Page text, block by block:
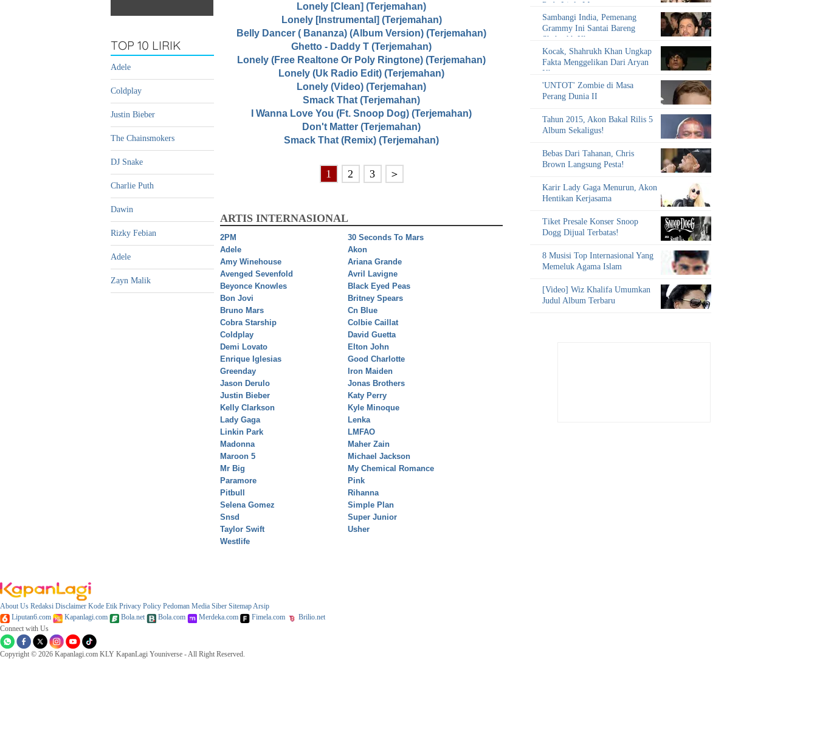
TOP 10 LIRIK
Adele
Coldplay
Justin Bieber
The Chainsmokers
DJ Snake
Charlie Puth
Dawin
Rizky Febian
Adele
Zayn Malik
Lonely [Clean] (Terjemahan)
Lonely [Instrumental] (Terjemahan)
Belly Dancer ( Bananza) (Album Version) (Terjemahan)
Ghetto - Daddy T (Terjemahan)
Lonely (Free Realtone Or Poly Ringtone) (Terjemahan)
Lonely (Uk Radio Edit) (Terjemahan)
Lonely (Video) (Terjemahan)
Smack That (Terjemahan)
I Wanna Love You (Ft. Snoop Dog) (Terjemahan)
Don't Matter (Terjemahan)
Smack That (Remix) (Terjemahan)
1 2 3 ＞
ARTIS INTERNASIONAL
2PM
30 Seconds To Mars
Adele
Akon
Amy Winehouse
Ariana Grande
Avenged Sevenfold
Avril Lavigne
Beyonce Knowles
Black Eyed Peas
Bon Jovi
Britney Spears
Bruno Mars
Cn Blue
Cobra Starship
Colbie Caillat
Coldplay
David Guetta
Demi Lovato
Elton John
Enrique Iglesias
Good Charlotte
Greenday
Iron Maiden
Jason Derulo
Jonas Brothers
Justin Bieber
Katy Perry
Kelly Clarkson
Kyle Minoque
Lady Gaga
Lenka
Linkin Park
LMFAO
Madonna
Maher Zain
Maroon 5
Michael Jackson
Mr Big
My Chemical Romance
Paramore
Pink
Pitbull
Rihanna
Selena Gomez
Simple Plan
Snsd
Super Junior
Taylor Swift
Usher
Westlife
Pada Little Monsters
Sambangi India, Pemenang
Grammy Ini Santai Bareng
Shahrukh Khan
Kocak, Shahrukh Khan Ungkap
Fakta Menggelikan Dari Aryan
Khan
'UNTOT' Zombie di Masa
Perang Dunia II
Tahun 2015, Akon Bakal Rilis 5
Album Sekaligus!
Bebas Dari Tahanan, Chris
Brown Langsung Pesta!
Karir Lady Gaga Menurun, Akon
Hentikan Kerjasama
Tiket Presale Konser Snoop
Dogg Dijual Terbatas!
8 Musisi Top Internasional Yang
Memeluk Agama Islam
[Video] Wiz Khalifa Umumkan
Judul Album Terbaru
About Us Redaksi Disclaimer Kode Etik Privacy Policy Pedoman Media Siber SitemapArsip
Liputan6.com
Kapanlagi.com Bola.net Bola.com Merdeka.com Fimela.com
Brilio.net
Connect with Us
Copyright © 2026 Kapanlagi.com KLY KapanLagi Youniverse - All Right Reserved.